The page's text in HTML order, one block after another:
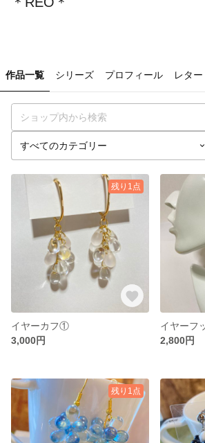
作品一覧 シリーズ プロフィール レター
残り1点
イヤーカフ①
3,000円
イヤーフ
2,800円
残り1点